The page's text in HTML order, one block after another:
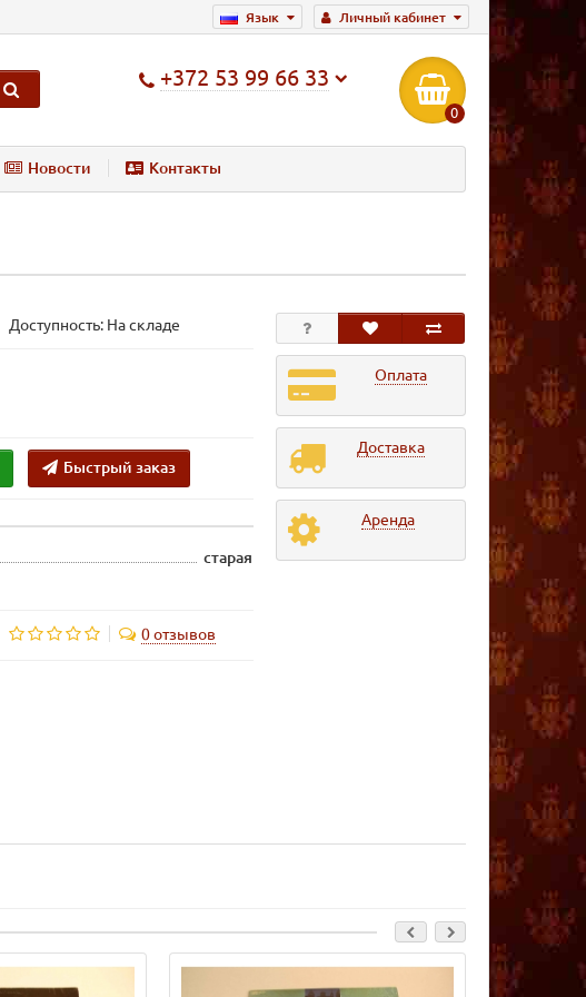
Личный кабинет
Язык
+372 53 99 66 33
0
Новости Контакты
Доступность: На складе
Быстрый заказ
старая
0 отзывов
Оплата
Доставка
Аренда